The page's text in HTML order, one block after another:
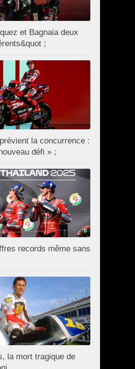
et Bagnaia deux
;
la concurrence :
défi » ;
records même sans
la mort tragique de